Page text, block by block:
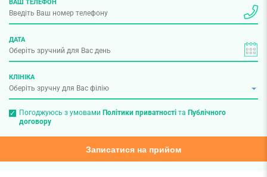
ВАШ ТЕЛЕФОН
ДАТА
КЛІНІКА
Погоджуюсь з умовами Політики приватностіта Публічного
договору
Записатися на прийом